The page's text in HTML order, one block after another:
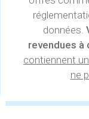
données.
revendues à
contiennent
ne